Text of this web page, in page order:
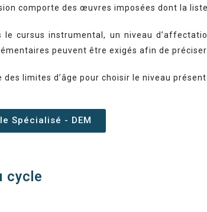
comporte des œuvres imposées dont la
le cursus instrumental, un niveau
peuvent être exigés afin de
limites d’âge pour choisir le niveau
Spécialisé - DEM
cycle